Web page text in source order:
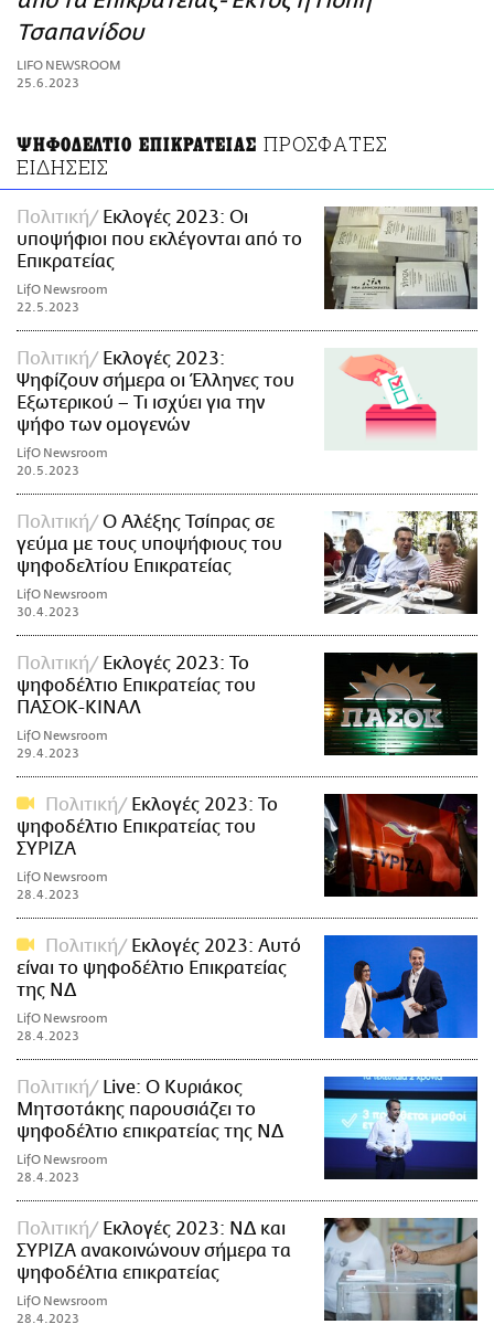
ΑΜΠΑ
PRINT
Τσαπανίδου
LIFO NEWSROOM
25.6.2023
ΨΗΦΟΔΕΛΤΙΟ ΕΠΙΚΡΑΤΕΙΑΣ ΠΡΟΣΦΑΤΕΣ
ΕΙΔΗΣΕΙΣ
Πολιτική
Εκλογές 2023: Οι
υποψήφιοι που εκλέγονται από το
Επικρατείας
LifO Newsroom
22.5.2023
Πολιτική
Εκλογές 2023:
Ψηφίζουν σήμερα οι Έλληνες του
Εξωτερικού – Τι ισχύει για την
ψήφο των ομογενών
LifO Newsroom
20.5.2023
Πολιτική
Ο Αλέξης Τσίπρας σε
γεύμα με τους υποψήφιους του
ψηφοδελτίου Επικρατείας
LifO Newsroom
30.4.2023
Πολιτική
Εκλογές 2023: Το
ψηφοδέλτιο Επικρατείας του
ΠΑΣΟΚ-ΚΙΝΑΛ
LifO Newsroom
29.4.2023
Πολιτική
Εκλογές 2023: Το
ψηφοδέλτιο Επικρατείας του
ΣΥΡΙΖΑ
LifO Newsroom
28.4.2023
Πολιτική
Εκλογές 2023: Αυτό
είναι το ψηφοδέλτιο Επικρατείας
της ΝΔ
LifO Newsroom
28.4.2023
Πολιτική
Live: Ο Κυριάκος
Μητσοτάκης παρουσιάζει το
ψηφοδέλτιο επικρατείας της ΝΔ
LifO Newsroom
28.4.2023
Πολιτική
Εκλογές 2023: ΝΔ και
ΣΥΡΙΖΑ ανακοινώνουν σήμερα τα
ψηφοδέλτια επικρατείας
LifO Newsroom
28.4.2023